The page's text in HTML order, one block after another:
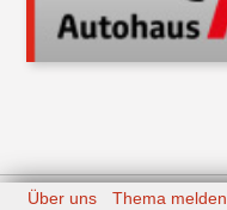
Über uns Thema melden